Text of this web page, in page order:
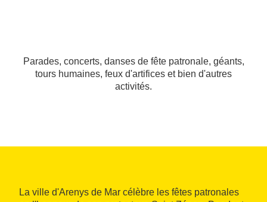
Parades, concerts, danses de fête patronale, géants,
tours humaines, feux d'artifices et bien d'autres
activités.
La ville d'Arenys de Mar célèbre les fêtes patronales